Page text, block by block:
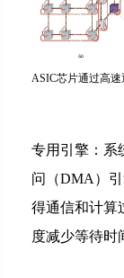
ASIC芯片通过高
专用引擎：系
问（DMA）
得通信和计算
度减少等待时